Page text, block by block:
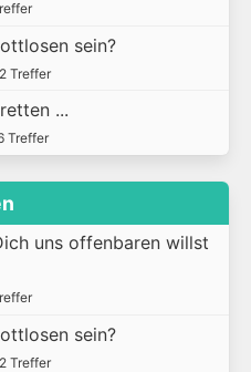
sein?
Treffer
...
Treffer
uns offenbaren willst
sein?
Treffer